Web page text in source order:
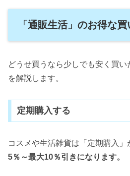
「通販生活」のお得な
どうせ買うなら少しでも安く買
を解説します。
定期購入する
コスメや生活雑貨は「定期購入」
5％～最大10％引きになります。